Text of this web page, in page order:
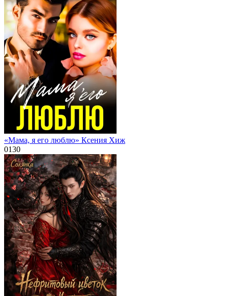
«Мама, я его люблю» Ксения Хиж
0130